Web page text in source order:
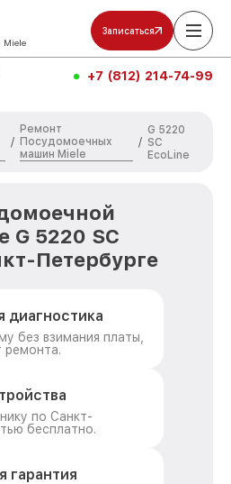
Записаться
+7 (812) 214-74-99
/
Ремонт
Посудомоечных
машин Miele
/
G 5220
SC
EcoLine
5220 SC
Петербурге
диагностика
без взимания платы,
ремонта.
по Санкт-
бесплатно.
гарантия